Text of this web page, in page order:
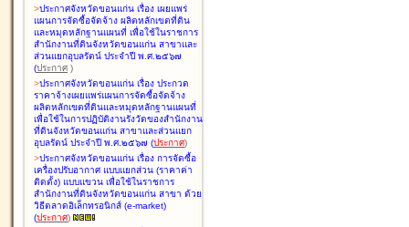
>ประกาศจังหวัดขอนแก่น เรื่อง เผยแพร่
แผนการจัดซื้อจัดจ้าง ผลิตหลักเขตที่ดิน
และหมุดหลักฐานแผนที่ เพื่อใช้ในราชการ
สำนักงานที่ดินจังหวัดขอนแก่น สาขาและ
ส่วนแยกอุบลรัตน์ ประจำปี พ.ศ.๒๕๖๗
(ประกาศ )
>ประกาศจังหวัดขอนแก่น เรื่อง ประกวด
ราคาจ้างเผยแพร่แผนการจัดซื้อจัดจ้าง
ผลิตหลักเขตที่ดินและหมุดหลักฐานแผนที่
เพื่อใช้ในการปฏิบัติงานรังวัดของสำนักงาน
ที่ดินจังหวัดขอนแก่น สาขาและส่วนแยก
อุบลรัตน์ ประจำปี พ.ศ.๒๕๖๗ (ประกาศ)
>ประกาศจังหวัดขอนแก่น เรื่อง การจัดซื้อ
เครื่องปรับอากาศ แบบแยกส่วน (ราคาค่า
ติดตั้ง) แบบแขวน เพื่อใช้ในราชการ
สำนักงานที่ดินจังหวัดขอนแก่น สาขา ด้วย
วิธีตลาดอิเล็กทรอนิกส์ (e-market)
(ประกาศ)